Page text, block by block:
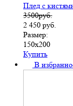
Плед с
3500руб.
2 450 руб.
Размер:
150х200
Купить
В